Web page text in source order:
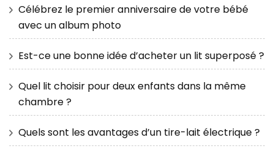
Célébrez le premier anniversaire de votre bébé
avec un album photo
Est-ce une bonne idée d’acheter un lit superposé ?
Quel lit choisir pour deux enfants dans la même
chambre ?
Quels sont les avantages d’un tire-lait électrique ?